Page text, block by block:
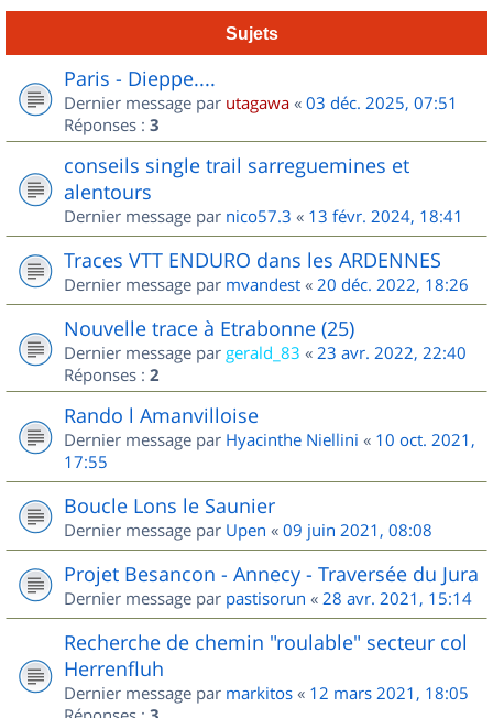
Sujets
Paris - Dieppe....
Dernier message par utagawa « 03 déc. 2025, 07:51
Réponses : 3
conseils single trail sarreguemines et
alentours
Dernier message par nico57.3 « 13 févr. 2024, 18:41
Traces VTT ENDURO dans les ARDENNES
Dernier message par mvandest « 20 déc. 2022, 18:26
Nouvelle trace à Etrabonne (25)
Dernier message par gerald_83 « 23 avr. 2022, 22:40
Réponses : 2
Rando l Amanvilloise
Dernier message par Hyacinthe Niellini « 10 oct. 2021,
17:55
Boucle Lons le Saunier
Dernier message par Upen « 09 juin 2021, 08:08
Projet Besancon - Annecy - Traversée du Jura
Dernier message par pastisorun « 28 avr. 2021, 15:14
Recherche de chemin "roulable" secteur col
Herrenfluh
Dernier message par markitos « 12 mars 2021, 18:05